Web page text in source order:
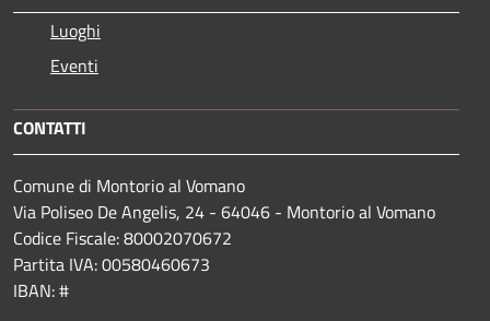
Luoghi
Eventi
CONTATTI
Comune di Montorio al Vomano
Via Poliseo De Angelis, 24 - 64046 - Montorio al Vomano
Codice Fiscale: 80002070672
Partita IVA: 00580460673
IBAN: #